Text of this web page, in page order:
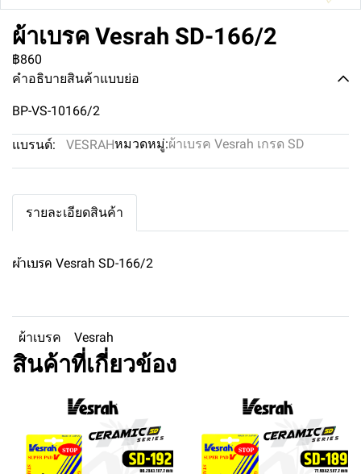
ผ้าเบรค Vesrah SD-166/2
฿860
คำอธิบายสินค้าแบบย่อ
BP-VS-10166/2
แบรนด์: VESRAHหมวดหมู่:ผ้าเบรค Vesrah เกรด SD
รายละเอียดสินค้า
ผ้าเบรค Vesrah SD-166/2
ผ้าเบรค Vesrah
สินค้าที่เกี่ยวข้อง